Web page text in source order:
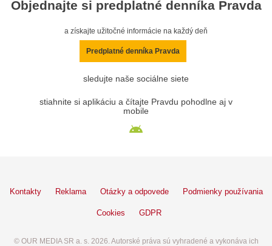
Objednajte si predplatné denníka Pravda
a získajte užitočné informácie na každý deň
Predplatné denníka Pravda
sledujte naše sociálne siete
stiahnite si aplikáciu a čítajte Pravdu pohodlne aj v
mobile
Kontakty Reklama Otázky a odpovede Podmienky používania
Cookies GDPR
© OUR MEDIA SR a. s. 2026. Autorské práva sú vyhradené a vykonáva ich